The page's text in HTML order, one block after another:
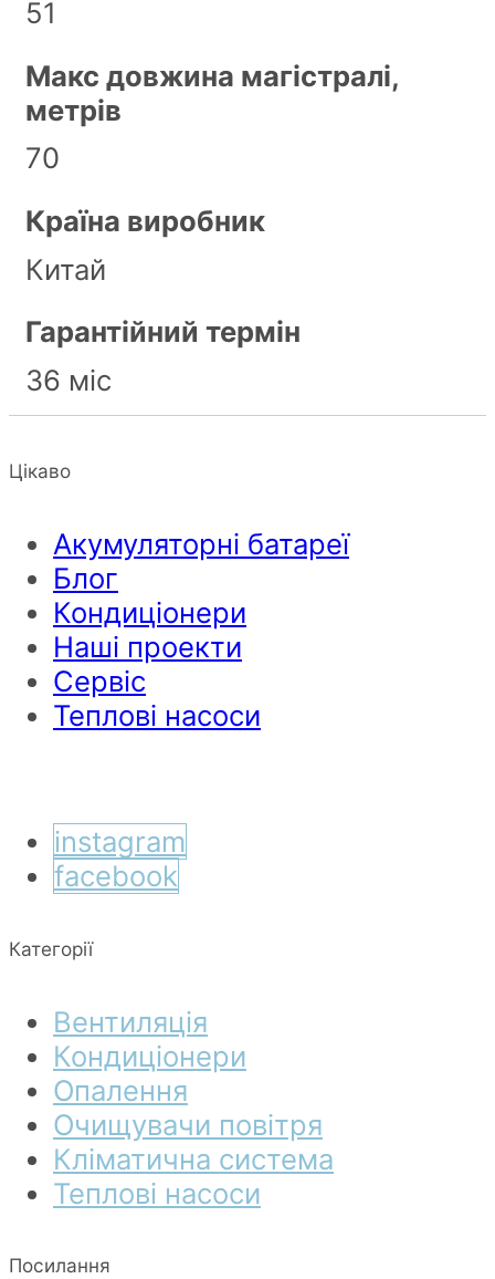
51
Макс довжина магістралі,
метрів
70
Країна виробник
Китай
Гарантійний термін
36 міс
Цікаво
Акумуляторні батареї
Блог
Кондиціонери
Наші проекти
Сервіс
Теплові насоси
instagram
facebook
Категорії
Вентиляція
Кондиціонери
Опалення
Очищувачи повітря
Кліматична система
Теплові насоси
Посилання